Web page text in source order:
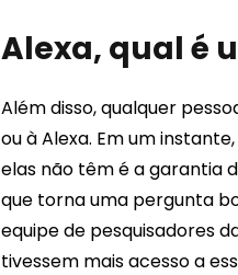
Alexa, qual é
Além disso, qualquer
ou à Alexa. Em um
elas não têm é a garantia
que torna uma pergunta
equipe de pesquisadores
tivessem mais acesso a